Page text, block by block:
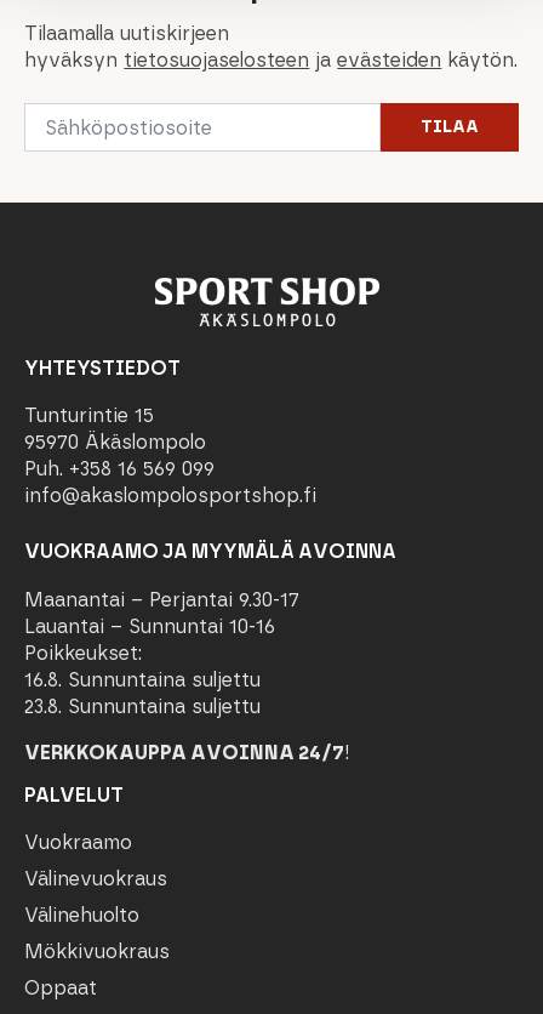
Tilaamalla uutiskirjeen
hyväksyn tietosuojaselosteen jaevästeiden käytön.
Email
TILAA
YHTEYSTIEDOT
Tunturintie 15
95970 Äkäslompolo
Puh. +358 16 569 099
info@akaslompolosportshop.fi
VUOKRAAMO JA MYYMÄLÄ AVOINNA
Maanantai – Perjantai 9.30-17
Lauantai – Sunnuntai 10-16
Poikkeukset:
16.8. Sunnuntaina suljettu
23.8. Sunnuntaina suljettu
VERKKOKAUPPA AVOINNA 24/7!
PALVELUT
Vuokraamo
Välinevuokraus
Välinehuolto
Mökkivuokraus
Oppaat